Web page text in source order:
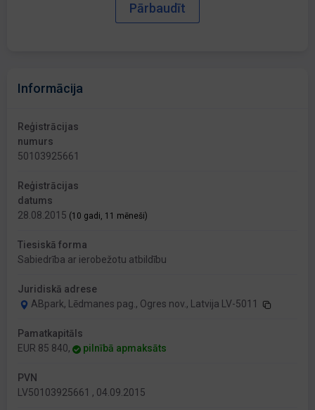
Pārbaudīt
Informācija
Reģistrācijas
numurs
50103925661
Reģistrācijas
datums
28.08.2015 (10 gadi, 11 mēneši)
Tiesiskā forma
Sabiedrība ar ierobežotu atbildību
Juridiskā adrese
ABpark, Lēdmanes pag., Ogres nov., Latvija LV-5011
Pamatkapitāls
EUR 85 840,
pilnībā apmaksāts
PVN
LV50103925661 , 04.09.2015